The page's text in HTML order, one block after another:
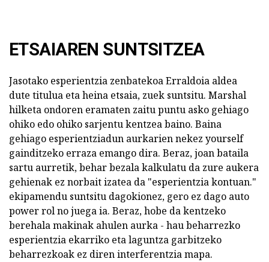
ETSAIAREN SUNTSITZEA
Jasotako esperientzia zenbatekoa Erraldoia aldea
dute titulua eta heina etsaia, zuek suntsitu. Marshal
hilketa ondoren eramaten zaitu puntu asko gehiago
ohiko edo ohiko sarjentu kentzea baino. Baina
gehiago esperientziadun aurkarien nekez yourself
gainditzeko erraza emango dira. Beraz, joan bataila
sartu aurretik, behar bezala kalkulatu da zure aukera
gehienak ez norbait izatea da "esperientzia kontuan."
ekipamendu suntsitu dagokionez, gero ez dago auto
power rol no juega ia. Beraz, hobe da kentzeko
berehala makinak ahulen aurka - hau beharrezko
esperientzia ekarriko eta laguntza garbitzeko
beharrezkoak ez diren interferentzia mapa.